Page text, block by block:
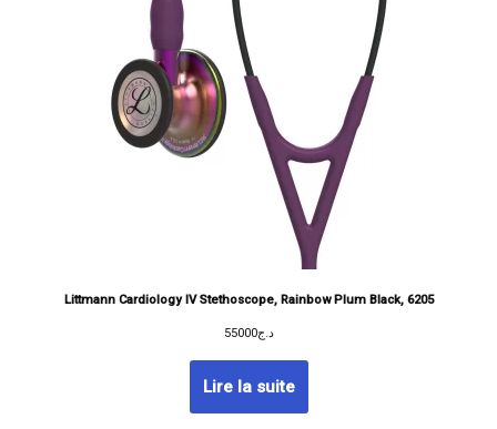
Littmann Cardiology IV Stethoscope, Rainbow Plum Black, 6205
د.ج55000
Lire la suite